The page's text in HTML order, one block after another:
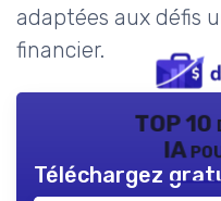
adaptées aux défis
financier.
TOP 10
IA
Téléchargez